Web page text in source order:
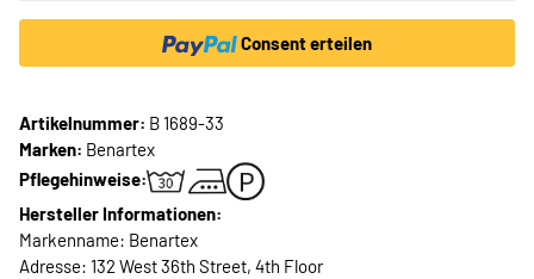
Consent erteilen
Artikelnummer: B 1689-33
Marken: Benartex
Pflegehinweise:
Hersteller Informationen:
Markenname: Benartex
Adresse: 132 West 36th Street, 4th Floor